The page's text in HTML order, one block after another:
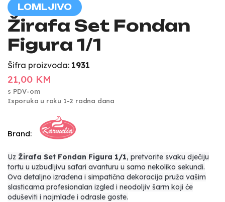
LOMLJIVO
Žirafa Set Fondan
Figura 1/1
Šifra proizvoda: 1931
21,00 KM
s PDV-om
Isporuka u roku 1-2 radna dana
Brand:
Uz Žirafa Set Fondan Figura 1/1, pretvorite svaku dječiju
tortu u uzbudljivu safari avanturu u samo nekoliko sekundi.
Ova detaljno izrađena i simpatična dekoracija pruža vašim
slasticama profesionalan izgled i neodoljiv šarm koji će
oduševiti i najmlađe i odrasle goste.